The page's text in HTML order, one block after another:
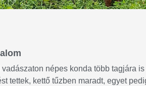
vadászaton népes konda több tagjára is
tettek, kettő tűzben maradt, egyet